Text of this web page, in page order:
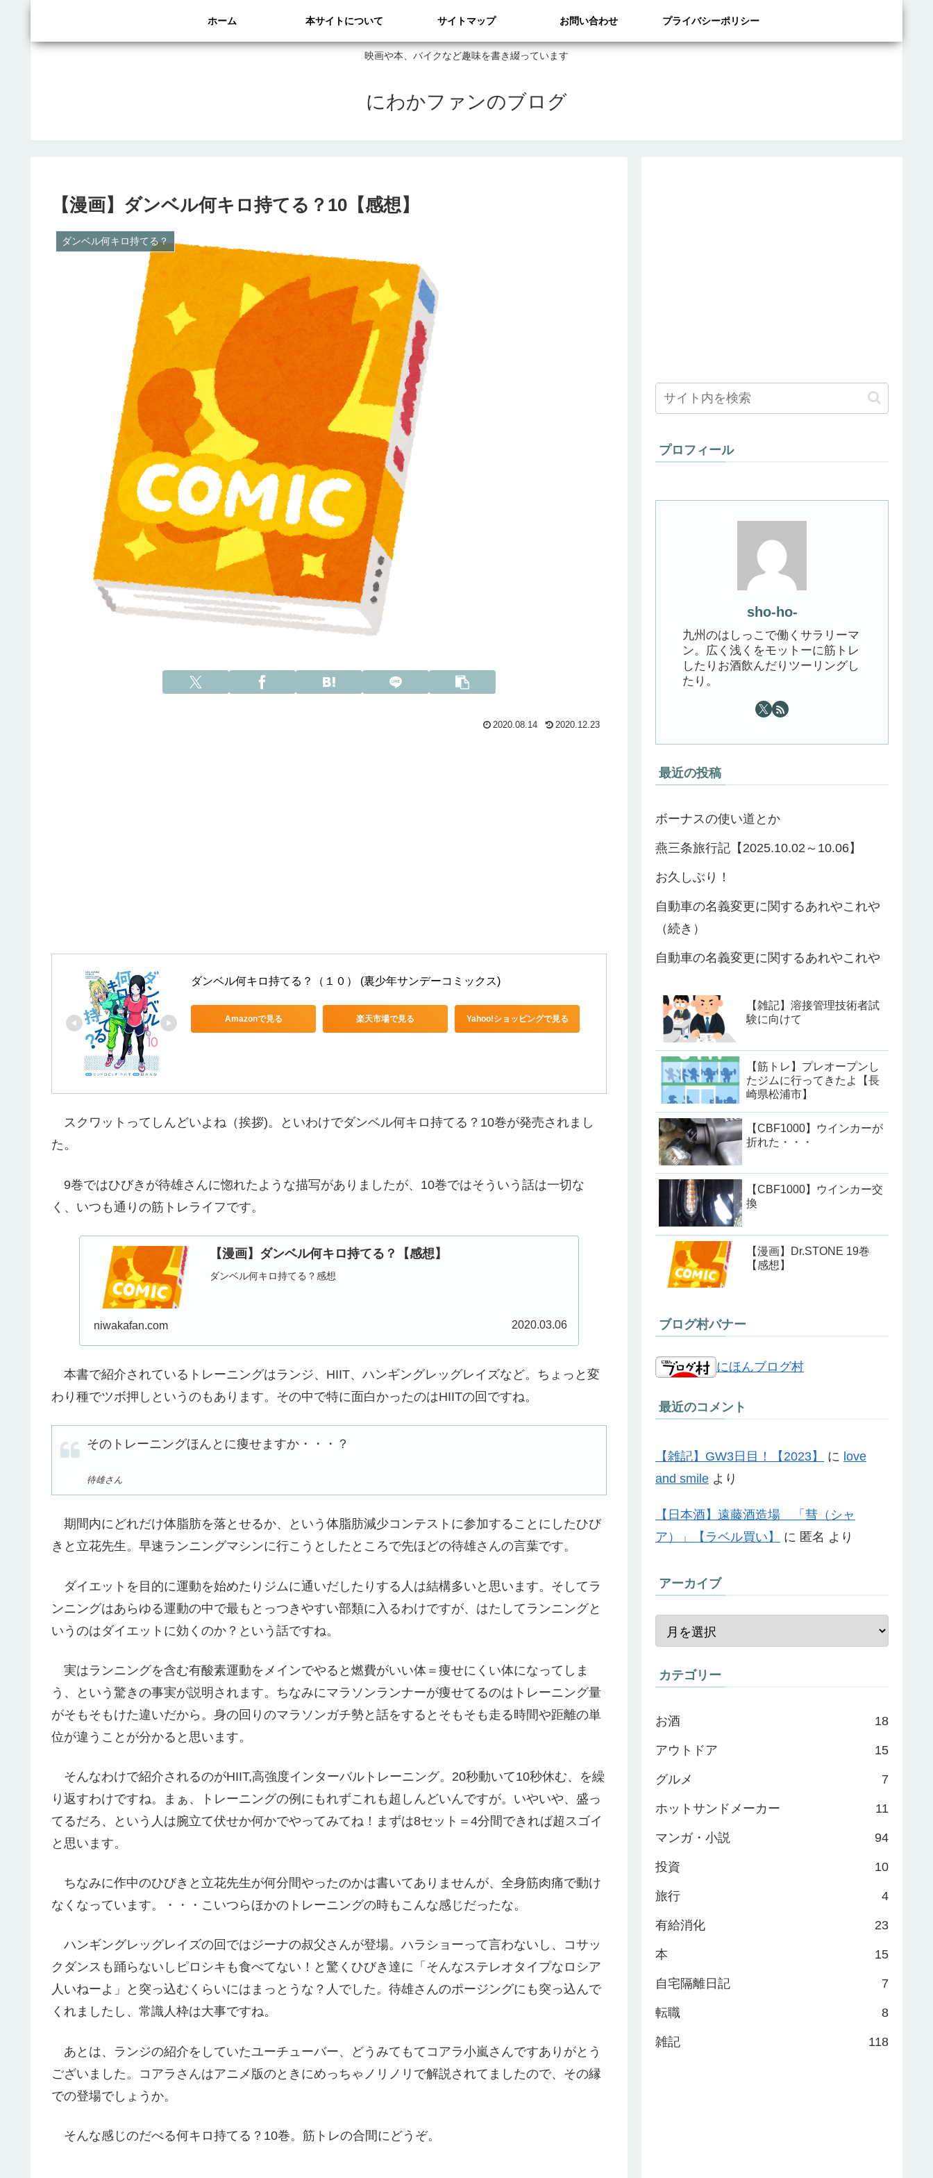
映画や本、バイクなど趣味を書き綴っています
にわかファンのブログ
ホーム 本サイトについて サイトマップ お問い合わせ プライバシーポリシー
【漫画】ダンベル何キロ持てる？10【感想】
ダンベル何キロ持てる？
2020.08.14 2020.12.23
ダンベル何キロ持てる？（１０） (裏少年サンデーコミックス)
Amazonで見る 楽天市場で見る Yahoo!ショッピングで見る
スクワットってしんどいよね（挨拶)。といわけでダンベル何キロ持てる？10巻が発売されまし
た。
9巻ではひびきが待雄さんに惚れたような描写がありましたが、10巻ではそういう話は一切な
く、いつも通りの筋トレライフです。
【漫画】ダンベル何キロ持てる？【感想】
ダンベル何キロ持てる？感想
niwakafan.com 2020.03.06
本書で紹介されているトレーニングはランジ、HIIT、ハンギングレッグレイズなど。ちょっと変
わり種でツボ押しというのもあります。その中で特に面白かったのはHIITの回ですね。
そのトレーニングほんとに痩せますか・・・？
待雄さん
期間内にどれだけ体脂肪を落とせるか、という体脂肪減少コンテストに参加することにしたひび
きと立花先生。早速ランニングマシンに行こうとしたところで先ほどの待雄さんの言葉です。
ダイエットを目的に運動を始めたりジムに通いだしたりする人は結構多いと思います。そしてラ
ンニングはあらゆる運動の中で最もとっつきやすい部類に入るわけですが、はたしてランニングと
いうのはダイエットに効くのか？という話ですね。
実はランニングを含む有酸素運動をメインでやると燃費がいい体＝痩せにくい体になってしま
う、という驚きの事実が説明されます。ちなみにマラソンランナーが痩せてるのはトレーニング量
がそもそもけた違いだから。身の回りのマラソンガチ勢と話をするとそもそも走る時間や距離の単
位が違うことが分かると思います。
そんなわけで紹介されるのがHIIT,高強度インターバルトレーニング。20秒動いて10秒休む、を繰
り返すわけですね。まぁ、トレーニングの例にもれずこれも超しんどいんですが。いやいや、盛っ
てるだろ、という人は腕立て伏せか何かでやってみてね！まずは8セット＝4分間できれば超スゴイ
と思います。
ちなみに作中のひびきと立花先生が何分間やったのかは書いてありませんが、全身筋肉痛で動け
なくなっています。・・・こいつらほかのトレーニングの時もこんな感じだったな。
ハンギングレッグレイズの回ではジーナの叔父さんが登場。ハラショーって言わないし、コサッ
クダンスも踊らないしピロシキも食べてない！と驚くひびき達に「そんなステレオタイプなロシア
人いねーよ」と突っ込むくらいにはまっとうな？人でした。待雄さんのポージングにも突っ込んで
くれましたし、常識人枠は大事ですね。
あとは、ランジの紹介をしていたユーチューバー、どうみてもてコアラ小嵐さんですありがとう
ございました。コアラさんはアニメ版のときにめっちゃノリノリで解説されてましたので、その縁
での登場でしょうか。
そんな感じのだべる何キロ持てる？10巻。筋トレの合間にどうぞ。
プロフィール
sho-ho-
九州のはしっこで働くサラリーマ
ン。広く浅くをモットーに筋トレ
したりお酒飲んだりツーリングし
たり。
最近の投稿
ボーナスの使い道とか
燕三条旅行記【2025.10.02～10.06】
お久しぶり！
自動車の名義変更に関するあれやこれや
（続き）
自動車の名義変更に関するあれやこれや
【雑記】溶接管理技術者試
験に向けて
【筋トレ】プレオープンし
たジムに行ってきたよ【長
崎県松浦市】
【CBF1000】ウインカーが
折れた・・・
【CBF1000】ウインカー交
換
【漫画】Dr.STONE 19巻
【感想】
ブログ村バナー
にほんブログ村
最近のコメント
【雑記】GW3日目！【2023】 に love
and smile より
【日本酒】遠藤酒造場 「彗（シャ
ア）」【ラベル買い】
に 匿名 より
アーカイブ
カテゴリー
お酒 18
アウトドア 15
グルメ 7
ホットサンドメーカー 11
マンガ・小説 94
投資 10
旅行 4
有給消化 23
本 15
自宅隔離日記 7
転職 8
雑記 118